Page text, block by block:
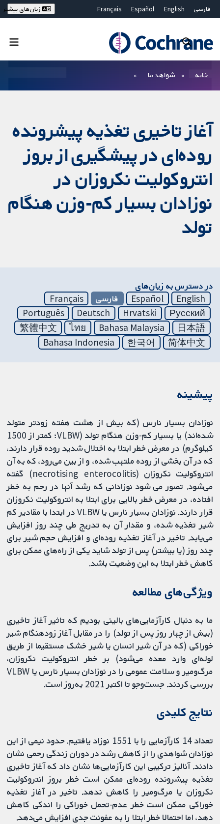
فارسی English
Español
Français
Bahasa Malaysia
ไทย
繁體中文
زبان‌های بیشتر
خانه شواهد ما
آغاز تاخیری تغذیه پیشرونده
روده‌ای در پیشگیری از بروز
انتروکولیت نکروزان در
نوزادان بسیار کم‌-وزن هنگام
تولد
در دسترس به زیان‌های
English
Español فارسی
Français
Русский
Hrvatski
Deutsch
Português
日本語
Bahasa Malaysia
ไทย
繁體中文
简体中文
한국어
Bahasa Indonesia
پیشینه
نوزادان بسیار نارس (که بیش از هشت هفته زودتر متولد
شده‌اند) یا بسیار کم‌-وزن هنگام تولد (VLBW؛ کمتر از 1500
کیلوگرم) در معرض خطر ابتلا به اختلال شدید روده قرار دارند،
که در آن بخشی از روده ملتهب شده، و از بین می‌رود، که به آن
انتروکولیت نکروزان (necrotising enterocolitis) گفته
می‌شود. تصور می شود نوزادانی که رشد آنها در رحم به خطر
افتاده، در معرض خطر بالایی برای ابتلا به انتروکولیت نکروزان
قرار دارند. نوزادان بسیار نارس یا VLBW در ابتدا با مقادیر کم
شیر تغذیه شده، و مقدار آن به تدریج طی چند روز افزایش
می‌یابد. تاخیر در آغاز تغذیه روده‌ای و افزایش حجم شیر برای
چند روز (یا بیشتر) پس از تولد شاید یکی از راه‌های ممکن برای
کاهش خطر ابتلا به این وضعیت باشد.
ویژگی‌های مطالعه
ما به دنبال کارآزمایی‌های بالینی بودیم که تاثیر آغاز تاخیری
(بیش از چهار روز پس از تولد) را در مقابل آغاز زودهنگام شیر
خوراکی (که در آن شیر انسان یا شیر خشک مستقیما از طریق
لوله‌ای وارد معده می‌شود) بر خطر انتروکولیت نکروزان،
مرگ‌ومیر و سلامت عمومی را در نوزادان بسیار نارس یا VLBW
بررسی کردند. جست‌وجو تا اکتبر 2021 به‌روز است.
نتایج کلیدی
تعداد 14 کارآزمایی را با 1551 نوزاد یافتیم. حدود نیمی از این
نوزادان شواهدی را از کاهش رشد در دوران زندگی رحمی نشان
دادند. آنالیز ترکیبی این کارآزمایی‌ها نشان داد که آغاز تاخیری
تغذیه پیشرونده روده‌ای ممکن است خطر بروز انتروکولیت
نکروزان یا مرگ‌ومیر را کاهش ندهد. تاخیر در آغاز تغذیه
خوراکی ممکن است خطر عدم-تحمل خوراکی را اندکی کاهش
دهد، اما احتمالا خطر ابتلا را به عفونت جدی افزایش می‌دهد.